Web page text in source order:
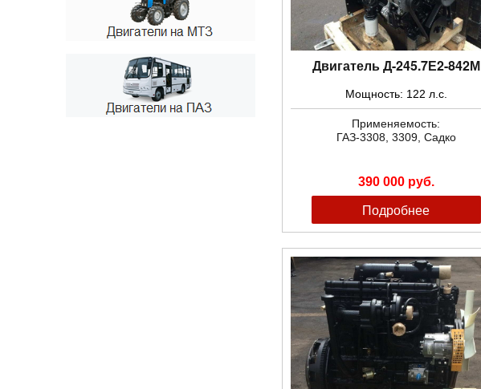
Двигатель Д-245.7Е2-842М
Мощность: 122 л.с.
Применяемость:
ГАЗ-3308, 3309, Садко
390 000 руб.
Подробнее